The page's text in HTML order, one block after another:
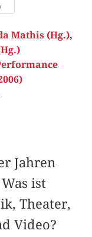
Mathis (Hg.),
Jahren
ist
Theater,
Video?